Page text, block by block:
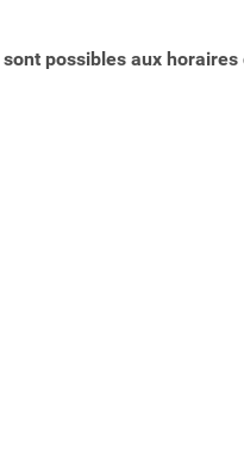
sont possibles aux